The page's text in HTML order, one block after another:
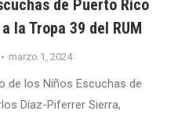
de Puerto Rico
la Tropa 39 del RUM
marzo 1, 2024
de los Niños Escuchas de
Díaz-Piferrer Sierra,